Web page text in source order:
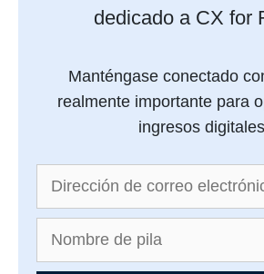
dedicado a CX for
Manténgase conectado
realmente importante para
ingresos